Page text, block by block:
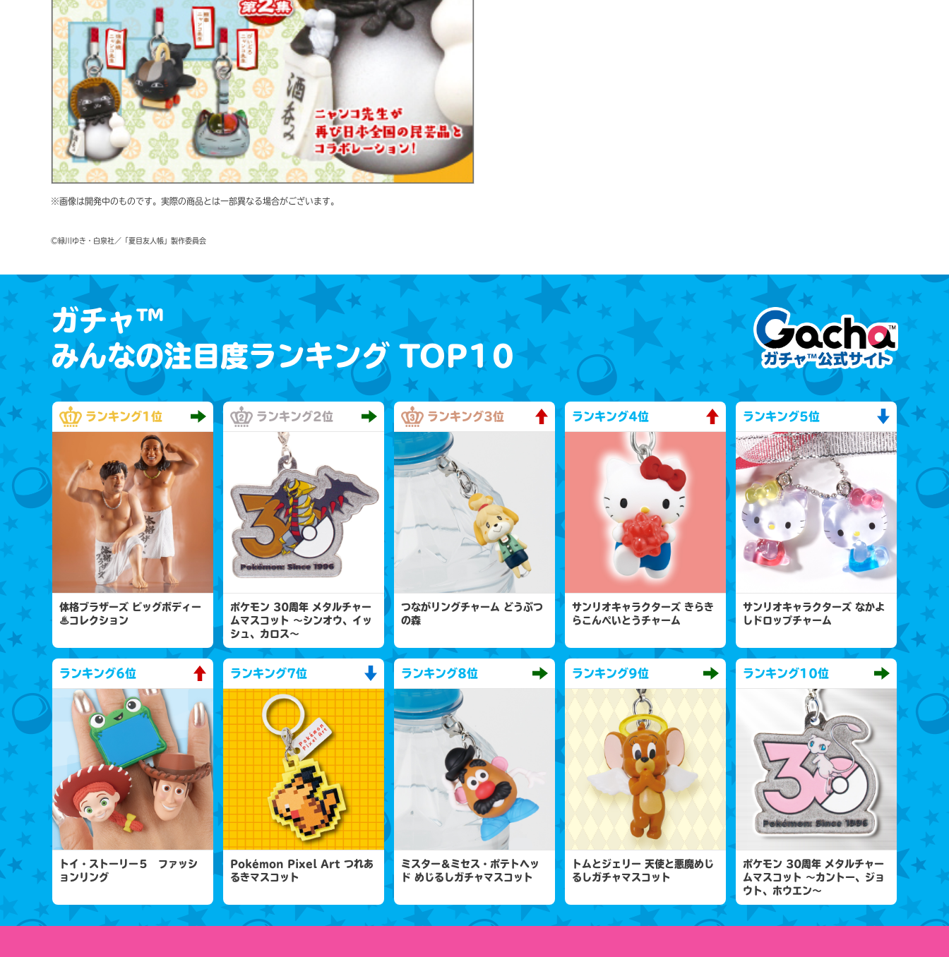
※画像は開発中のものです。実際の商品とは一部異なる場合がございます。
©緑川ゆき・白泉社／「夏目友人帳」製作委員会
ガチャ™
みんなの注目度ランキングTOP10
ランキング1位
体格ブラザーズ ビッグボディー
♨コレクション
ランキング2位
ポケモン 30周年 メタルチャー
ムマスコット 〜シンオウ、イッ
シュ、カロス〜
ランキング3位
つながリングチャーム どうぶつ
の森
ランキング4位
サンリオキャラクターズ きらき
らこんぺいとうチャーム
ランキング5位
サンリオキャラクターズ なかよ
しドロップチャーム
ランキング6位
トイ・ストーリー５ ファッシ
ョンリング
ランキング7位
Pokémon Pixel Art つれあ
るきマスコット
ランキング8位
ミスター＆ミセス・ポテトヘッ
ド めじるしガチャマスコット
ランキング9位
トムとジェリー 天使と悪魔めじ
るしガチャマスコット
ランキング10位
ポケモン 30周年 メタルチャー
ムマスコット ～カントー、ジョ
ウト、ホウエン～